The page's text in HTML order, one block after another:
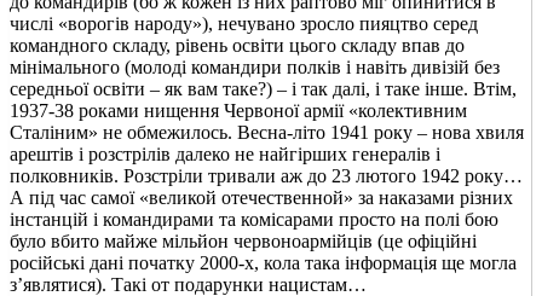
числі «ворогів народу»), нечувано зросло пияцтво серед
командного складу, рівень освіти цього складу впав до
мінімального (молоді командири полків і навіть дивізій без
середньої освіти – як вам таке?) – і так далі, і таке інше. Втім,
1937-38 роками нищення Червоної армії «колективним
Сталіним» не обмежилось. Весна-літо 1941 року – нова хвиля
арештів і розстрілів далеко не найгірших генералів і
полковників. Розстріли тривали аж до 23 лютого 1942 року…
А під час самої «великой отечественной» за наказами різних
інстанцій і командирами та комісарами просто на полі бою
було вбито майже мільйон червоноармійців (це офіційні
російські дані початку 2000-х, кола така інформація ще могла
з’являтися). Такі от подарунки нацистам…